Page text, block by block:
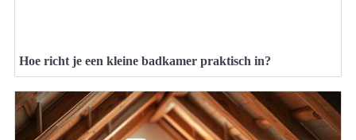
Hoe richt je een kleine badkamer praktisch in?